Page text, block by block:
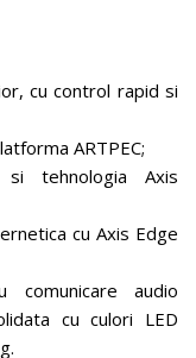
cu control rapid si
ARTPEC;
tehnologia Axis
cu Axis Edge
comunicare audio
cu culori LED